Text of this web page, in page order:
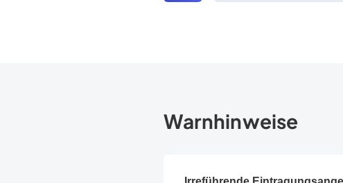
Warnhinweise